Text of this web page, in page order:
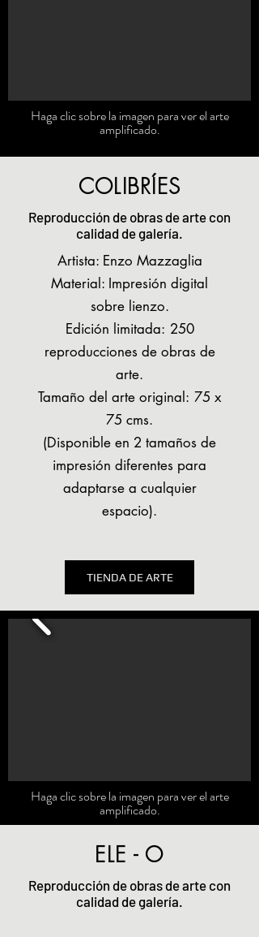
Haga clic sobre la imagen para ver el arte
amplificado.
COLIBRÍES
Reproducción de obras de arte con
calidad de galería.
Artista: Enzo Mazzaglia
Material: Impresión digital
sobre lienzo.
Edición limitada: 250
reproducciones de obras de
arte.
Tamaño del arte original: 75 x
75 cms.
(Disponible en 2 tamaños de
impresión diferentes para
adaptarse a cualquier
espacio).
TIENDA DE ARTE
Haga clic sobre la imagen para ver el arte
amplificado.
ELE - O
Reproducción de obras de arte con
calidad de galería.